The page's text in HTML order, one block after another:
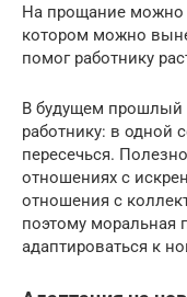
На прощание можно
котором можно
помог работнику
В будущем прошлый
работнику: в одной
пересечься.
отношениях с
отношения с
поэтому моральная
адаптироваться к